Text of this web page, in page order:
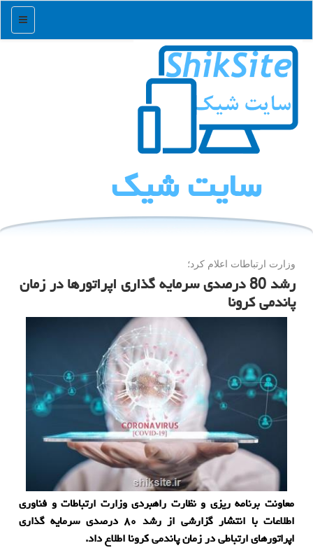
منو
سایت شیك
وزارت ارتباطات اعلام كرد؛
رشد 80 درصدی سرمایه گذاری اپراتورها در زمان
پاندمی کرونا
معاونت برنامه ریزی و نظارت راهبردی وزارت ارتباطات و فناوری
اطلاعات با انتشار گزارشی از رشد ۸۰ درصدی سرمایه گذاری
اپراتورهای ارتباطی در زمان پاندمی کرونا اطلاع داد.